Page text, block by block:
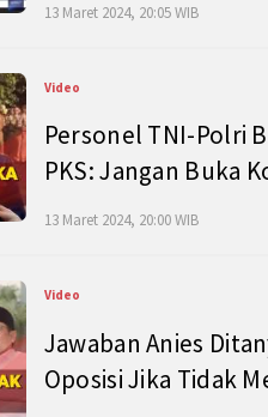
13 Maret 2024, 20:05 WIB
Video
Personel TNI-Polri
PKS: Jangan Buka
13 Maret 2024, 20:00 WIB
Video
Jawaban Anies
Oposisi Jika Tidak